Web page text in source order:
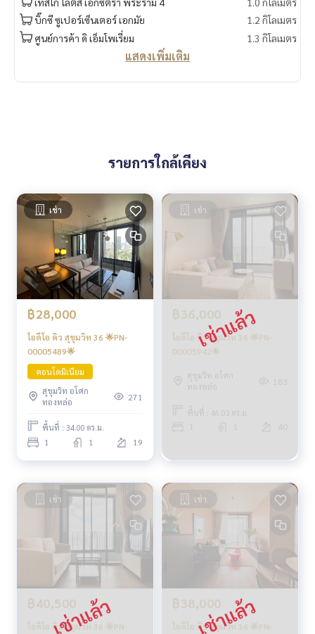
บิ๊กซี ซูเปอร์เซ็นเตอร์ เอกมัย
1.2 กิโลเมตร
ศูนย์การค้า ดิ เอ็มโพเรี่ยม
1.3 กิโลเมตร
แสดงเพิ่มเติม
รายการใกล้เคียง
เช่า
฿28,000
ไอดีโอ คิว สุขุมวิท 36 🌟PN-
00005489🌟
คอนโดมิเนียม
สุขุมวิท อโศก
ทองหล่อ
271
พื้นที่ : 34.00 ตร.ม.
1 1 19
เช่า
฿36,000
ไอดีโอ คิว สุขุมวิท 36 🌟PN-
00005942🌟
สุขุมวิท อโศก
ทองหล่อ
183
พื้นที่ : 46.03 ตร.ม.
40
เช่า
฿40,500
ไอดีโอ คิว สุขุมวิท 36 🌟PN-
เช่า
฿38,000
ไอดีโอ คิว สุขุมวิท 36 🌟PN-